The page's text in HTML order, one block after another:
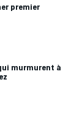
premier
murmurent à